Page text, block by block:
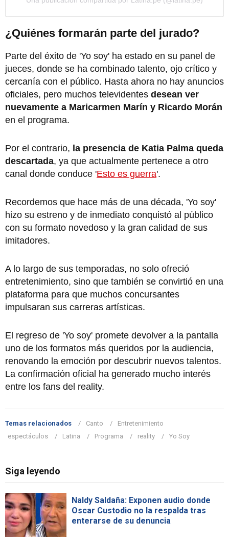
¿Quiénes formarán parte del jurado?
Parte del éxito de 'Yo soy' ha estado en su panel de
jueces, donde se ha combinado talento, ojo crítico y
cercanía con el público. Hasta ahora no hay anuncios
oficiales, pero muchos televidentes desean ver
nuevamente a Maricarmen Marín y Ricardo Morán
en el programa.
Por el contrario, la presencia de Katia Palma queda
descartada, ya que actualmente pertenece a otro
canal donde conduce 'Esto es guerra'.
Recordemos que hace más de una década, 'Yo soy'
hizo su estreno y de inmediato conquistó al público
con su formato novedoso y la gran calidad de sus
imitadores.
A lo largo de sus temporadas, no solo ofreció
entretenimiento, sino que también se convirtió en una
plataforma para que muchos concursantes
impulsaran sus carreras artísticas.
El regreso de 'Yo soy' promete devolver a la pantalla
uno de los formatos más queridos por la audiencia,
renovando la emoción por descubrir nuevos talentos.
La confirmación oficial ha generado mucho interés
entre los fans del reality.
Temas relacionados Canto
Entretenimiento
espectáculos
Latina Programa reality Yo Soy
Siga leyendo
Naldy Saldaña: Exponen audio donde
Oscar Custodio no la respalda tras
enterarse de su denuncia